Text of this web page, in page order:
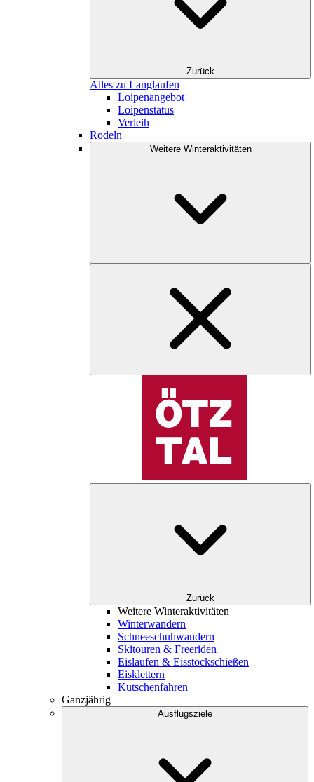
Zurück
Alles zu Langlaufen
Loipenangebot
Loipenstatus
Verleih
Rodeln
Weitere Winteraktivitäten
Zurück
Weitere Winteraktivitäten
Winterwandern
Schneeschuhwandern
Skitouren & Freeriden
Eislaufen & Eisstockschießen
Eisklettern
Kutschenfahren
Ganzjährig
Ausflugsziele